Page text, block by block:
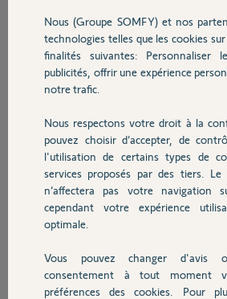
Sécurité
Domotique
Chauffage
Autres produits
Devis avec un pro
Merci,
Petr K.
il y a plus de 2 ans
Réponses
Dobré ráno,
Richy C. il y a plus de 2 ans
Nous (Groupe SOMFY) et nos
technologies telles que les cookies
finalités suivantes: Personnaliser
publicités, offrir une expérience
notre trafic.
Nous respectons votre droit à la
pouvez choisir d’accepter, de
l'utilisation de certains types de
services proposés par des tiers. Le
n’affectera pas votre navigation
cependant votre expérience
optimale.
Vous pouvez changer d'avis
consentement à tout moment
préférences des cookies. Pour